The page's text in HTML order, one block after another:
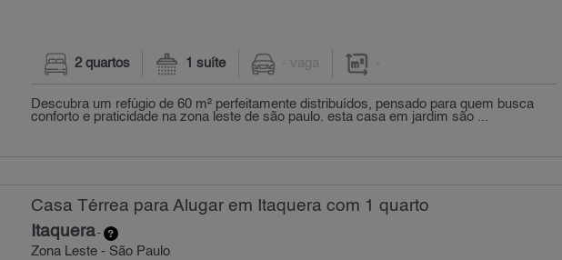
2 quartos 1 suíte - vaga -
Descubra um refúgio de 60 m² perfeitamente distribuídos, pensado para quem busca
conforto e praticidade na zona leste de são paulo. esta casa em jardim são ...
Casa Térrea para Alugar em Itaquera com 1 quarto
Itaquera-
Zona Leste - São Paulo